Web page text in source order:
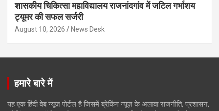
शासकीय चिकित्सा महाविद्यालय राजनांदगांव में जटिल गर्भाशय
ट्यूमर की सफल सर्जरी
August 10, 2026 News Desk
हमारे बारे में
यह एक हिंदी वेब न्यूज़ पोर्टल है जिसमें ब्रेकिंग न्यूज़ के अलावा राजनीति, प्रशासन,